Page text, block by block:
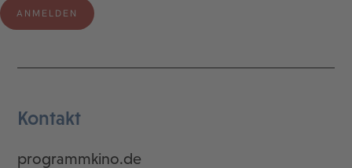
Kontakt
programmkino.de